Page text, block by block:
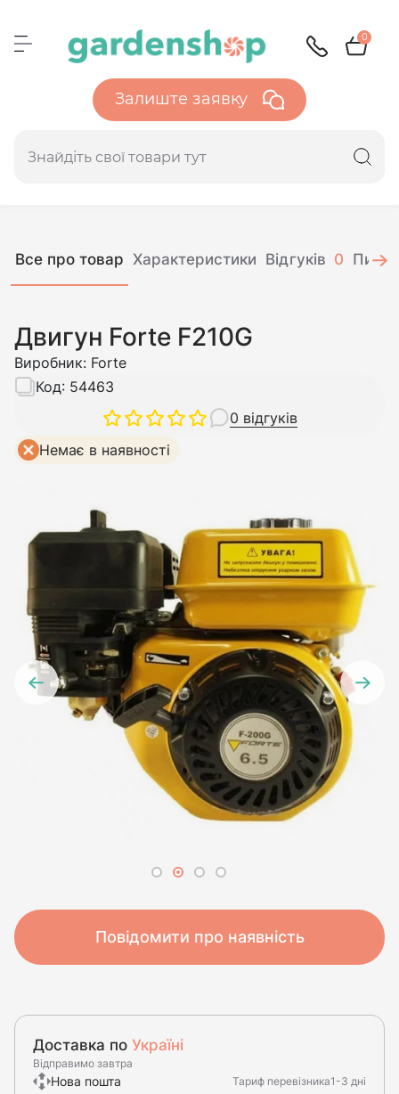
0
Залиште заявку
Все про товар Характеристики Відгуків 0
Двигун Forte F210G
Виробник: Forte
0 відгуків
Код: 54463
Немає в наявності
Повідомити про наявність
Доставка по Україні
Відправимо завтра
Нова пошта Тариф перевізника1-3 дні